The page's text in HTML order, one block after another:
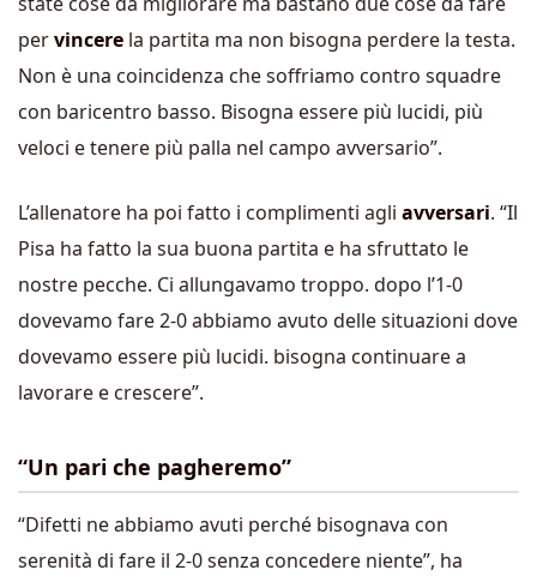
pervincere la partita ma non bisogna perdere la testa.
Non è una coincidenza che soffriamo contro squadre
con baricentro basso. Bisogna essere più lucidi, più
veloci e tenere più palla nel campo avversario”.
L’allenatore ha poi fatto i complimenti agli avversari. “Il
Pisa ha fatto la sua buona partita e ha sfruttato le
nostre pecche. Ci allungavamo troppo. dopo l’1-0
dovevamo fare 2-0 abbiamo avuto delle situazioni dove
dovevamo essere più lucidi. bisogna continuare a
lavorare e crescere”.
“Un pari che pagheremo”
“Difetti ne abbiamo avuti perché bisognava con
serenità di fare il 2-0 senza concedere niente”, ha